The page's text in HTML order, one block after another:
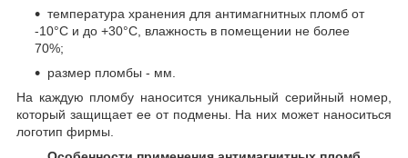
температура хранения для антимагнитных пломб от
-10°С и до +30°С, влажность в помещении не более
70%;
размер пломбы - мм.
На каждую пломбу наносится уникальный серийный номер,
который защищает ее от подмены. На них может наноситься
логотип фирмы.